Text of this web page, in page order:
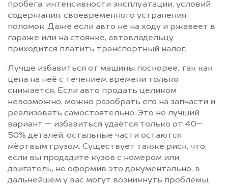
пробега, интенсивности эксплуатации, условий
содержания, своевременного устранения
поломок. Даже если авто не на ходу и ржавеет в
гараже или на стоянке, автовладельцу
приходится платить транспортный налог.
Лучше избавиться от машины поскорее, так как
цена на неё с течением времени только
снижается. Если авто продать целиком
невозможно, можно разобрать его на запчасти и
реализовать самостоятельно. Это не лучший
вариант — избавиться удаётся только от 40–
50% деталей, остальные части остаются
мёртвым грузом. Существует также риск, что,
если вы продадите кузов с номером или
двигатель, не оформив это документально, в
дальнейшем у вас могут возникнуть проблемы,